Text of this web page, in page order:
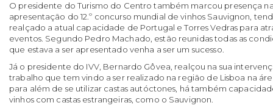
O presidente do Turismo do Centro também marcou presença
apresentação do 12.º concurso mundial de vinhos Sauvignon,
realçado a atual capacidade de Portugal e Torres Vedras para
eventos. Segundo Pedro Machado, estão reunidas todas as
que estava a ser apresentado venha a ser um sucesso.
Já o presidente do IVV, Bernardo Gôvea, realçou na sua
trabalho que tem vindo a ser realizado na região de Lisboa na
para além de se utilizar castas autóctones, há também
vinhos com castas estrangeiras, como o Sauvignon.